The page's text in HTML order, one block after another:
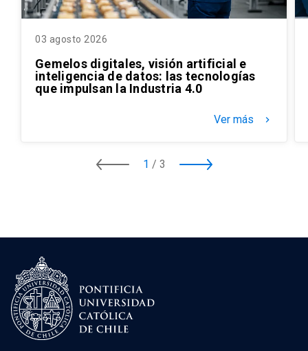
03 agosto 2026
Gemelos digitales, visión artificial e
inteligencia de datos: las tecnologías
que impulsan la Industria 4.0
Ver más keyboard_arrow_right
1 / 3